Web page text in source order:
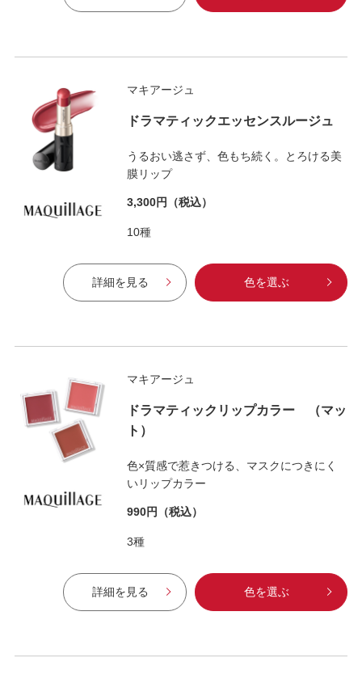
マキアージュ
ドラマティックエッセンスルージュ
うるおい逃さず、色もち続く。とろける美
膜リップ
3,300円 （税込）
10種
詳細を見る 色を選ぶ
マキアージュ
ドラマティックリップカラー （マッ
ト）
色×質感で惹きつける、マスクにつきにく
いリップカラー
990円 （税込）
3種
詳細を見る 色を選ぶ